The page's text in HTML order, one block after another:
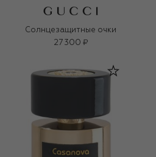
Солнцезащитные очки
27 300 ₽